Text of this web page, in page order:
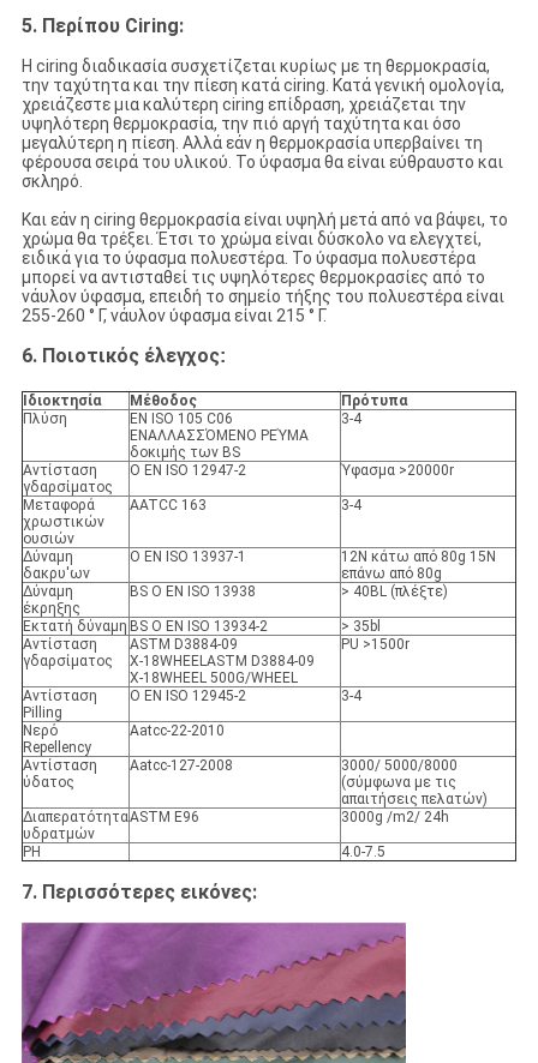
5. Περίπου Ciring:
Η ciring διαδικασία συσχετίζεται κυρίως με τη θερμοκρασία,
την ταχύτητα και την πίεση κατά ciring. Κατά γενική ομολογία,
χρειάζεστε μια καλύτερη ciring επίδραση, χρειάζεται την
υψηλότερη θερμοκρασία, την πιό αργή ταχύτητα και όσο
μεγαλύτερη η πίεση. Αλλά εάν η θερμοκρασία υπερβαίνει τη
φέρουσα σειρά του υλικού. Το ύφασμα θα είναι εύθραυστο και
σκληρό.
Και εάν η ciring θερμοκρασία είναι υψηλή μετά από να βάψει, το
χρώμα θα τρέξει. Έτσι το χρώμα είναι δύσκολο να ελεγχτεί,
ειδικά για το ύφασμα πολυεστέρα. Το ύφασμα πολυεστέρα
μπορεί να αντισταθεί τις υψηλότερες θερμοκρασίες από το
νάυλον ύφασμα, επειδή το σημείο τήξης του πολυεστέρα είναι
255-260 ° Γ, νάυλον ύφασμα είναι 215 ° Γ.
6. Ποιοτικός έλεγχος:
Ιδιοκτησία Μέθοδος
Πρότυπα
Πλύση
EN ISO 105 C06
ΕΝΑΛΛΑΣΣΌΜΕΝΟ ΡΕΎΜΑ
δοκιμής των BS
3-4
Αντίσταση
γδαρσίματος
Ο EN ISO 12947-2 Ύφασμα >20000r
Μεταφορά
χρωστικών
ουσιών
AATCC 163 3-4
Δύναμη
δακρυ'ων
Ο EN ISO 13937-1
12N κάτω από 80g 15N
επάνω από 80g
Δύναμη
έκρηξης
BS Ο EN ISO 13938 > 40BL (πλέξτε)
Εκτατή δύναμη BS Ο EN ISO 13934-2
> 35bl
Αντίσταση
γδαρσίματος
ASTM D3884-09
Χ-18WHEELASTM D3884-09
Χ-18WHEEL 500G/WHEEL
PU >1500r
Αντίσταση
Pilling
Ο EN ISO 12945-2 3-4
Νερό
Repellency
Aatcc-22-2010
Αντίσταση
ύδατος
Aatcc-127-2008
3000/ 5000/8000
(σύμφωνα με τις
απαιτήσεις πελατών)
Διαπερατότητα
υδρατμών
ASTM E96 3000g /m2/ 24h
PH 4.0-7.5
7. Περισσότερες εικόνες: